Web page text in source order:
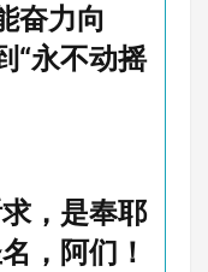
奋力向
“永不动摇
，是奉耶
，阿们！